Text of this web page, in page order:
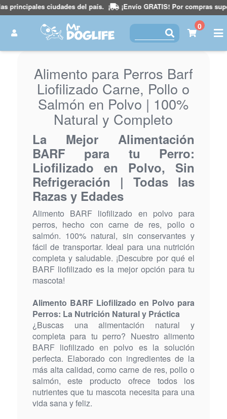
principales ciudades del país.¡ ¡Envío GRATIS! Por compras
0
Alimento para Perros Barf
Liofilizado Carne, Pollo o
Salmón en Polvo | 100%
Natural y Completo
La Mejor Alimentación
BARF para tu Perro:
Liofilizado en Polvo, Sin
Refrigeración | Todas las
Razas y Edades
Alimento BARF liofilizado en polvo para
perros, hecho con carne de res, pollo o
salmón. 100% natural, sin conservantes y
fácil de transportar. Ideal para una nutrición
completa y saludable. ¡Descubre por qué el
BARF liofilizado es la mejor opción para tu
mascota!
Alimento BARF Liofilizado en Polvo para
Perros: La Nutrición Natural y Práctica
¿Buscas una alimentación natural y
completa para tu perro? Nuestro alimento
BARF liofilizado en polvo es la solución
perfecta. Elaborado con ingredientes de la
más alta calidad, como carne de res, pollo o
salmón, este producto ofrece todos los
nutrientes que tu mascota necesita para una
vida sana y feliz.